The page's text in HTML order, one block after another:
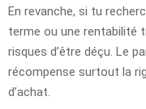
En revanche, si tu
terme ou une rentabilité
risques d’être déçu. Le
récompense surtout la
d’achat.